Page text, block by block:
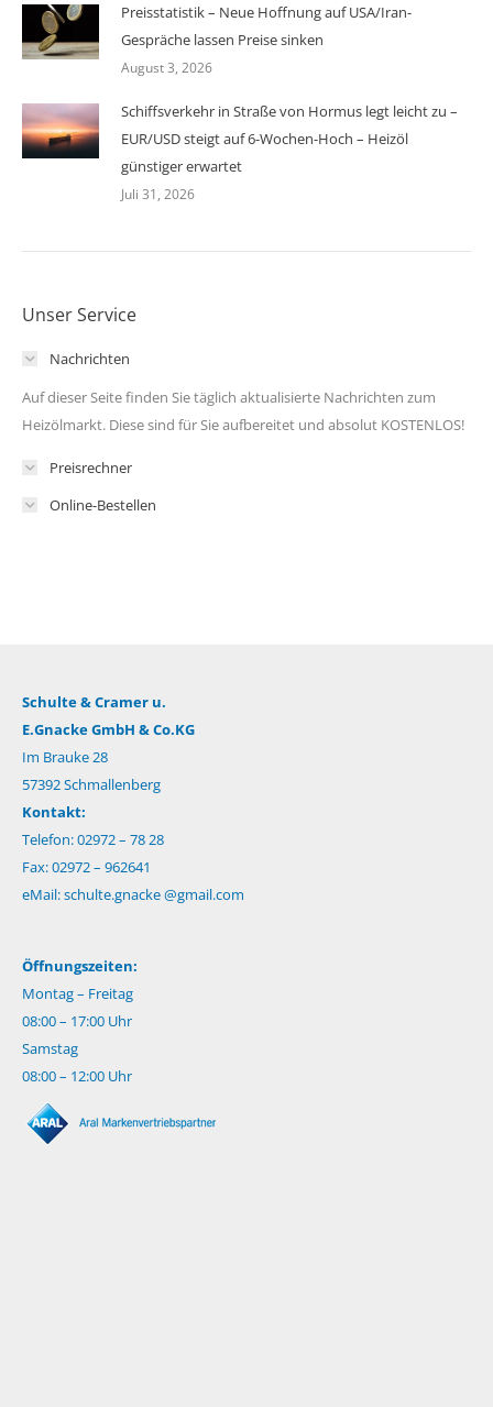
Preisstatistik – Neue Hoffnung auf USA/Iran-
Gespräche lassen Preise sinken
August 3, 2026
Schiffsverkehr in Straße von Hormus legt leicht zu –
EUR/USD steigt auf 6-Wochen-Hoch – Heizöl
günstiger erwartet
Juli 31, 2026
Unser Service
Nachrichten
Auf dieser Seite finden Sie täglich aktualisierte Nachrichten zum
Heizölmarkt. Diese sind für Sie aufbereitet und absolut KOSTENLOS!
Preisrechner
Online-Bestellen
Schulte & Cramer u.
E.Gnacke GmbH & Co.KG
Im Brauke 28
57392 Schmallenberg
Kontakt:
Telefon: 02972 – 78 28
Fax: 02972 – 962641
eMail:schulte.gnacke @gmail.com
Öffnungszeiten:
Montag – Freitag
08:00 – 17:00 Uhr
Samstag
08:00 – 12:00 Uhr